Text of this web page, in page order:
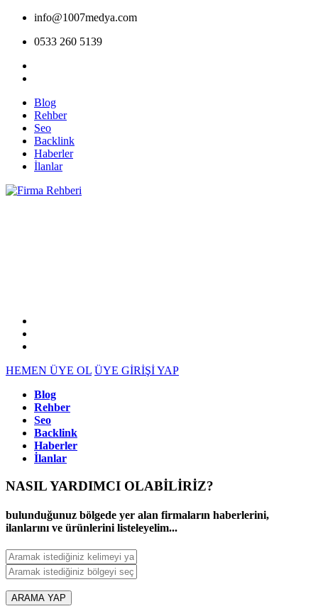
info@1007medya.com
0533 260 5139
Blog
Rehber
Seo
Backlink
Haberler
İlanlar
HEMEN ÜYE OL ÜYE GİRİŞİ YAP
Blog
Rehber
Seo
Backlink
Haberler
İlanlar
NASIL YARDIMCI OLABİLİRİZ?
bulunduğunuz bölgede yer alan firmaların haberlerini,
ilanlarını ve ürünlerini listeleyelim...
ARAMA YAP